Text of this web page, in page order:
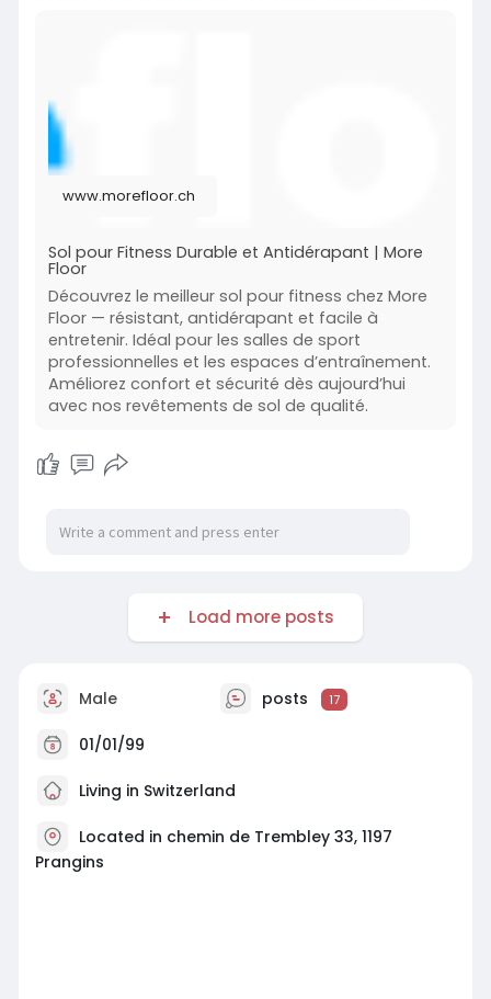
www.morefloor.ch
Sol pour Fitness Durable et Antidérapant | More
Floor
Découvrez le meilleur sol pour fitness chez More
Floor — résistant, antidérapant et facile à
entretenir. Idéal pour les salles de sport
professionnelles et les espaces d’entraînement.
Améliorez confort et sécurité dès aujourd’hui
avec nos revêtements de sol de qualité.
Load more posts
Male posts 17
01/01/99
Living in Switzerland
Located in chemin de Trembley 33, 1197
Prangins